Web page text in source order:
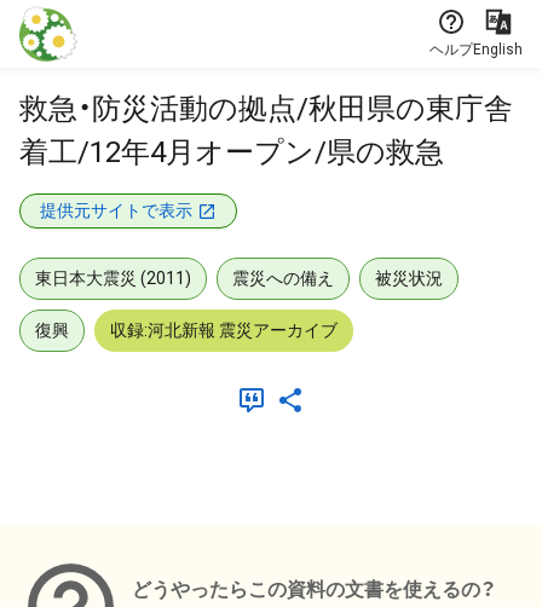
本文に飛ぶ
ヘルプEnglish
救急・防災活動の拠点/秋田県の東庁舎
着工/12年4月オープン/県の救急
提供元サイトで表示
東日本大震災 (2011) 震災への備え 被災状況
復興 収録:河北新報 震災アーカイブ
どうやったらこの資料の文書を使えるの？